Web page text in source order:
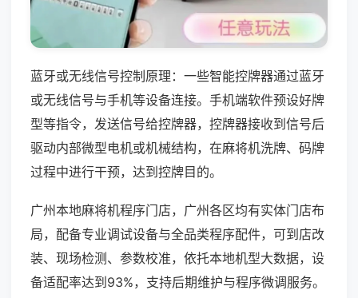
蓝牙或无线信号控制原理：一些智能控牌器通过蓝牙
或无线信号与手机等设备连接。手机端软件预设好牌
型等指令，发送信号给控牌器，控牌器接收到信号后
驱动内部微型电机或机械结构，在麻将机洗牌、码牌
过程中进行干预，达到控牌目的。
广州本地麻将机程序门店，广州各区均有实体门店布
局，配备专业调试设备与全品类程序配件，可到店改
装、现场检测、参数校准，依托本地机型大数据，设
备适配率达到93%，支持后期维护与程序微调服务。